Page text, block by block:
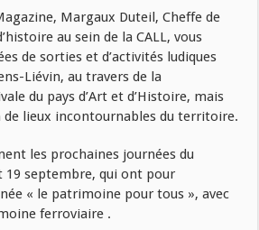
Margaux Duteil, Cheffe de
au sein de la CALL, vous
de sorties et d’activités ludiques
Liévin, au travers de la
du pays d’Art et d’Histoire, mais
de lieux incontournables du territoire.
les prochaines journées du
19 septembre, qui ont pour
« le patrimoine pour tous », avec
ferroviaire .